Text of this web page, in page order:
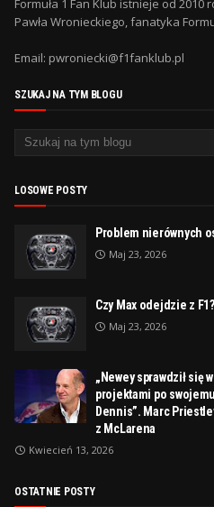
Formuła 1 Fan Klub istnieje od
Pawła Wronieckiego, fanatyka
Email: pwroniecki@f1fanklub.pl
SZUKAJ NA TYM BLOGU
LOSOWE POSTY
Problem nierównych
Maj 23, 2026
Czy Max odejdzie z F1?
Maj 23, 2026
„Newey sprawdził się
projektami po
Dennis”. Marc
z McLarena
Kwiecień 13, 2026
OSTATNIE POSTY